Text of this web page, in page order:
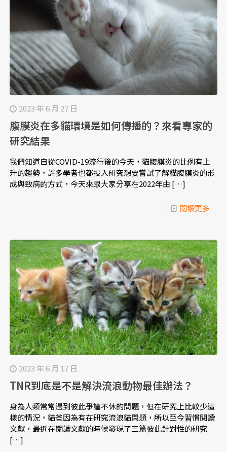
2023 年 6 月 27 日
腹膜炎在多貓環境是如何傳播的？來看專家的
研究結果
我們知道自從COVID-19流行後的今天，貓腹膜炎的比例有上
升的趨勢，許多學者也都投入研究想要嘗試了解貓腹膜炎的形
成與致病的方式，今天來跟大家分享在2022年由 […]
閱讀更多
2023 年 6 月 17 日
TNR到底是不是解決流浪動物最佳辦法？
身為人類常常遇到彼此爭論不休的問題，但在研究上比較少這
樣的情況，貓爸因為有在研究流浪貓問題，所以至今習慣閱讀
文獻，最近在閱讀文獻的時候發現了三篇彼此針對性的研究
[…]